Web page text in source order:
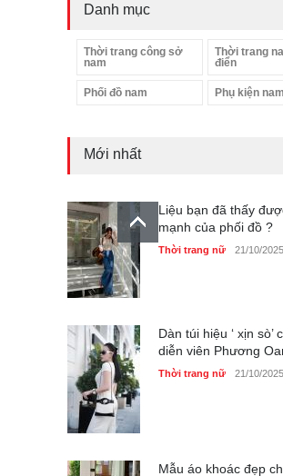
Danh mục
Thời trang công sở
nam
Thời trang
điển
Phối đồ nam Phụ kiện nam
Mới nhất
Liệu bạn đã thấy
mạnh của phối đồ ?
Thời trang nữ 21/10/2025
Dàn túi hiệu ‘ xịn sò’
diễn viên Phương
Thời trang nữ 21/10/2025
Mẫu áo khoác đẹp